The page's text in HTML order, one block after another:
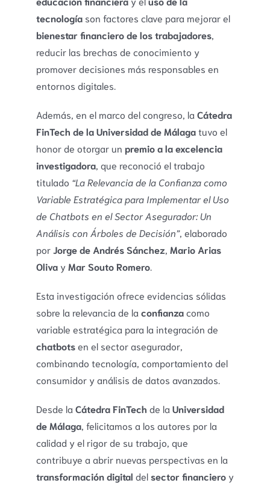
tecnologíason factores clave para mejorar el
bienestar financiero de los trabajadores,
reducir las brechas de conocimiento y
promover decisiones más responsables en
entornos digitales.
Además, en el marco del congreso, la Cátedra
FinTech de la Universidad de Málagatuvo el
honor de otorgar un premio a la excelencia
investigadora, que reconoció el trabajo
titulado “La Relevancia de la Confianza como
Variable Estratégica para Implementar el Uso
de Chatbots en el Sector Asegurador: Un
Análisis con Árboles de Decisión”, elaborado
porJorge de Andrés Sánchez, Mario Arias
OlivayMar Souto Romero.
Esta investigación ofrece evidencias sólidas
sobre la relevancia de la confianzacomo
variable estratégica para la integración de
chatbotsen el sector asegurador,
combinando tecnología, comportamiento del
consumidor y análisis de datos avanzados.
Desde la Cátedra FinTech de la Universidad
de Málaga, felicitamos a los autores por la
calidad y el rigor de su trabajo, que
contribuye a abrir nuevas perspectivas en la
transformación digital delsector financiero y